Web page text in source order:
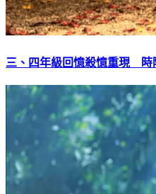
三、四年級回憶殺憶重現 時